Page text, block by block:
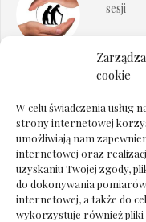
cookie
W celu świadczenia usług
strony internetowej
umożliwiają nam
internetowej oraz
uzyskaniu Twojej zgody,
do dokonywania
internetowej, a także do
wykorzystuje również pliki
sesji
Deska